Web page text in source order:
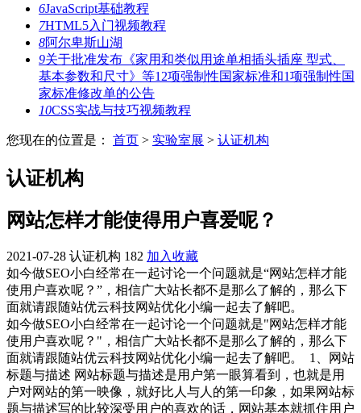
6JavaScript基础教程
7HTML5入门视频教程
8阿尔卑斯山湖
9关于批准发布《家用和类似用途单相插头插座 型式、
基本参数和尺寸》等12项强制性国家标准和1项强制性国
家标准修改单的公告
10CSS实战与技巧视频教程
您现在的位置是： 首页 > 实验室展 > 认证机构
认证机构
网站怎样才能使得用户喜爱呢？
2021-07-28 认证机构 182 加入收藏
如今做SEO小白经常在一起讨论一个问题就是“网站怎样才能
使用户喜欢呢？”，相信广大站长都不是那么了解的，那么下
面就请跟随站优云科技网站优化小编一起去了解吧。
如今做SEO小白经常在一起讨论一个问题就是"网站怎样才能
使用户喜欢呢？"，相信广大站长都不是那么了解的，那么下
面就请跟随站优云科技网站优化小编一起去了解吧。
1、网站
标题与描述 网站标题与描述是用户第一眼算看到，也就是用
户对网站的第一映像，就好比人与人的第一印象，如果网站标
题与描述写的比较深受用户的喜欢的话，网站基本就抓住用户